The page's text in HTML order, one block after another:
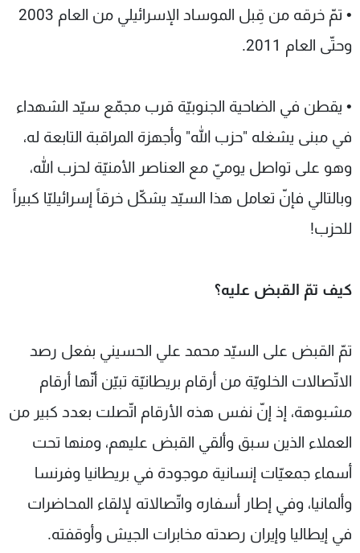
• تمّ خرقه من قِبل الموساد الإسرائيلي من العام 2003
وحتّى العام 2011.
• يقطن في الضاحية الجنوبيّة قرب مجمّع سيّد الشهداء
في مبنى يشغله "حزب الله" وأجهزة المراقبة التابعة له،
وهو على تواصل يوميّ مع العناصر الأمنيّة لحزب الله،
وبالتالي فإنّ تعامل هذا السيّد يشكّل خرقاً إسرائيليّا كبيراً
للحزب!
كيف تمّ القبض عليه؟
تمّ القبض على السيّد محمد علي الحسيني بفعل رصد
الاتّصالات الخلويّة من أرقام بريطانيّة تبيّن أنّها أرقام
مشبوهة، إذ إنّ نفس هذه الأرقام اتّصلت بعدد كبير من
العملاء الذين سبق وألقي القبض عليهم، ومنها تحت
أسماء جمعيّات إنسانية موجودة في بريطانيا وفرنسا
وألمانيا، وفي إطار أسفاره واتّصالاته لإلقاء المحاضرات
في إيطاليا وإيران رصدته مخابرات الجيش وأوقفته.